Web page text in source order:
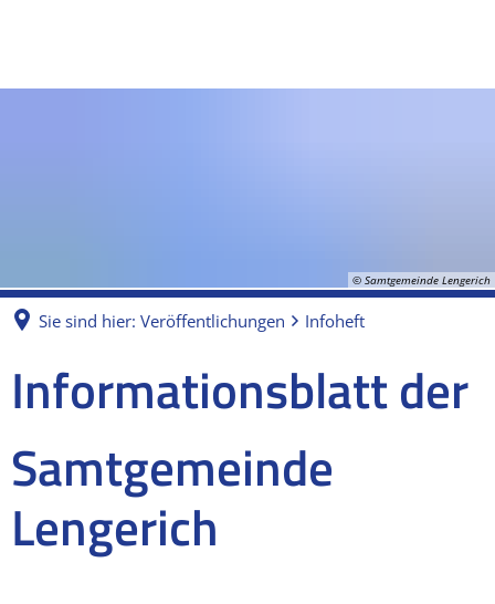
© Samtgemeinde Lengerich
Sie sind hier: Veröffentlichungen Infoheft
Infoheft
Informationsblatt der
Samtgemeinde
Lengerich